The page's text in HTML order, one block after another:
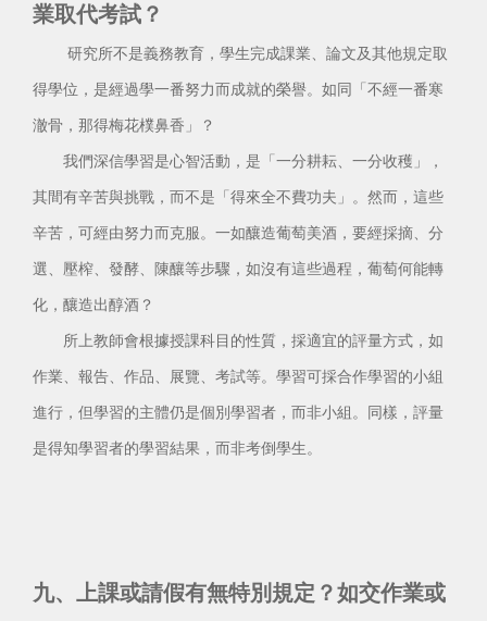
業取代考試？
研究所不是義務教育，學生完成課業、論文及其他規定取
得學位，是經過學一番努力而成就的榮譽。如同「不經一番寒
澈骨，那得梅花樸鼻香」？
我們深信學習是心智活動，是「一分耕耘、一分收穫」，
其間有辛苦與挑戰，而不是「得來全不費功夫」。然而，這些
辛苦，可經由努力而克服。一如釀造葡萄美酒，要經採摘、分
選、壓榨、發酵、陳釀等步驟，如沒有這些過程，葡萄何能轉
化，釀造出醇酒？
所上教師會根據授課科目的性質，採適宜的評量方式，如
作業、報告、作品、展覽、考試等。學習可採合作學習的小組
進行，但學習的主體仍是個別學習者，而非小組。同樣，評量
是得知學習者的學習結果，而非考倒學生。
九、上課或請假有無特別規定？如交作業或